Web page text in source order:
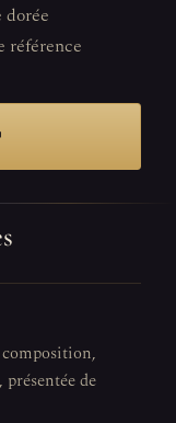
référence
composition,
de